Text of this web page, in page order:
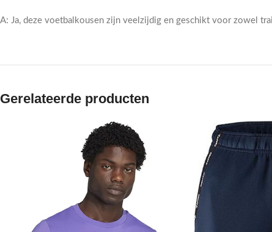
A: Ja, deze voetbalkousen zijn veelzijdig en geschikt voor zowel
Gerelateerde producten